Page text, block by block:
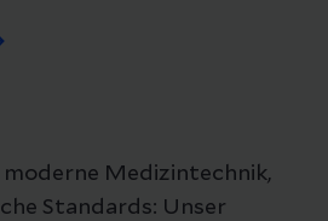
moderne Medizintechnik,
Standards: Unser